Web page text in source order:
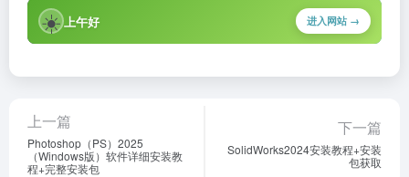
☀️ 上午好 进入网站 →
上一篇
Photoshop（PS）2025
（Windows版）软件详细安装教
程+完整安装包
下一篇
SolidWorks2024安装教程+安装
包获取